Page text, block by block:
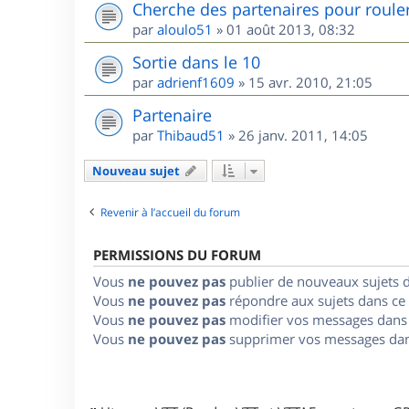
Cherche des partenaires pour
par aloulo51 » 01 août 2013, 08:32
Sortie dans le 10
par adrienf1609 » 15 avr. 2010, 21:05
Partenaire
par Thibaud51 » 26 janv. 2011, 14:05
Nouveau sujet
Revenir à l’accueil du forum
PERMISSIONS DU FORUM
Vous ne pouvez pas publier de nouveaux sujets
Vous ne pouvez pas répondre aux sujets dans
Vous ne pouvez pas modifier vos messages
Vous ne pouvez pas supprimer vos messages